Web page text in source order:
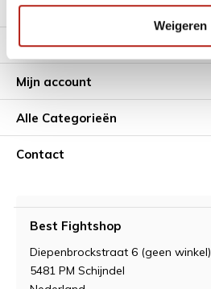
Weigeren
Meer informatie
Klantenservice
Mijn account
Alle Categorieën
Contact
Best Fightshop
Diepenbrockstraat 6 (geen winkel)
5481 PM Schijndel